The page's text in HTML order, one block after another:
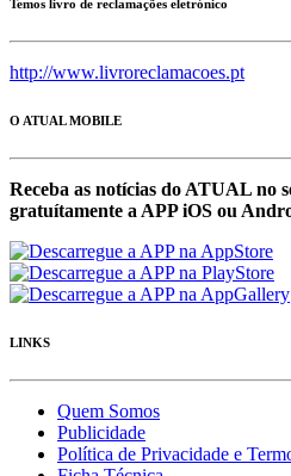
Temos livro de reclamações eletrónico
http://www.livroreclamacoes.pt
O ATUAL MOBILE
Receba as notícias do ATUAL no
gratuítamente a APP iOS ou
LINKS
Quem Somos
Publicidade
Política de Privacidade e